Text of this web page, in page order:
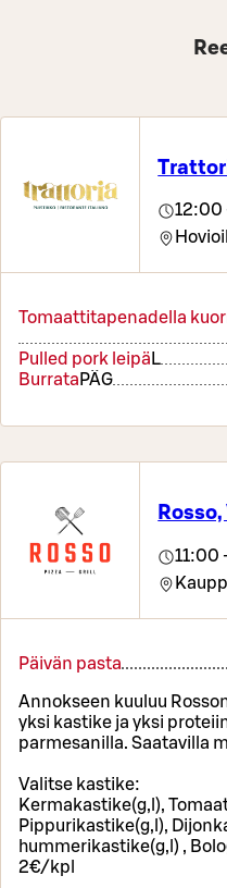
12:00
Tomaattitapenadella
Pulled pork leipä L
Burrata PÄG
11:00
Päivän pasta
Annokseen kuuluu
yksi kastike ja yksi
parmesanilla. Saatavilla
Valitse kastike:
Kermakastike(g,l),
Pippurikastike(g,l),
hummerikastike(g,l) ,
2€/kpl